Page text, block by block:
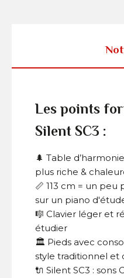
Les points
Silent SC3 :
🌲 Table
plus riche &
📏 113 cm = un
sur un piano
🎼 Clavier léger et
étudier
🏛️ Pieds avec
style traditionnel et
🔌 Silent SC3 : sons